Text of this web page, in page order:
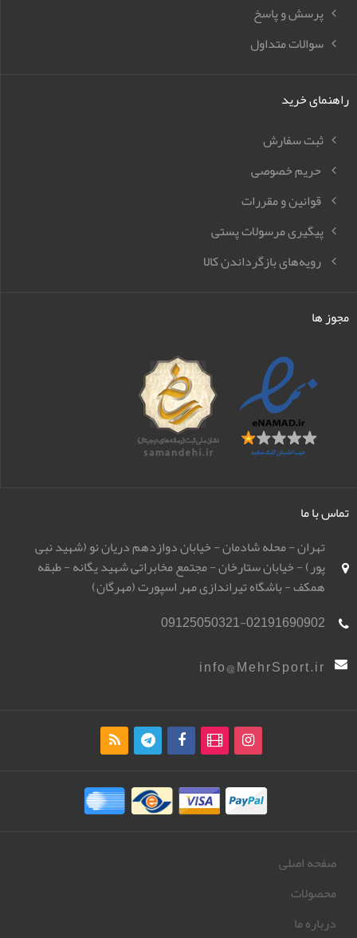
پرسش و پاسخ
سوالات متداول
راهنمای خرید
ثبت سفارش
حریم خصوصی
قوانین و مقررات
پیگیری مرسولات پستی
رویه‌های بازگرداندن کالا
مجوز ها
تماس با ما
تهران - محله شادمان - خیابان دوازدهم دریان نو (شهید نبی
پور) - خیابان ستارخان - مجتمع مخابراتی شهید یگانه - طبقه
همکف - باشگاه تیراندازی مهر اسپورت (مهرگان)
09125050321-02191690902
info@MehrSport.ir
صفحه اصلی
محصولات
درباره ما